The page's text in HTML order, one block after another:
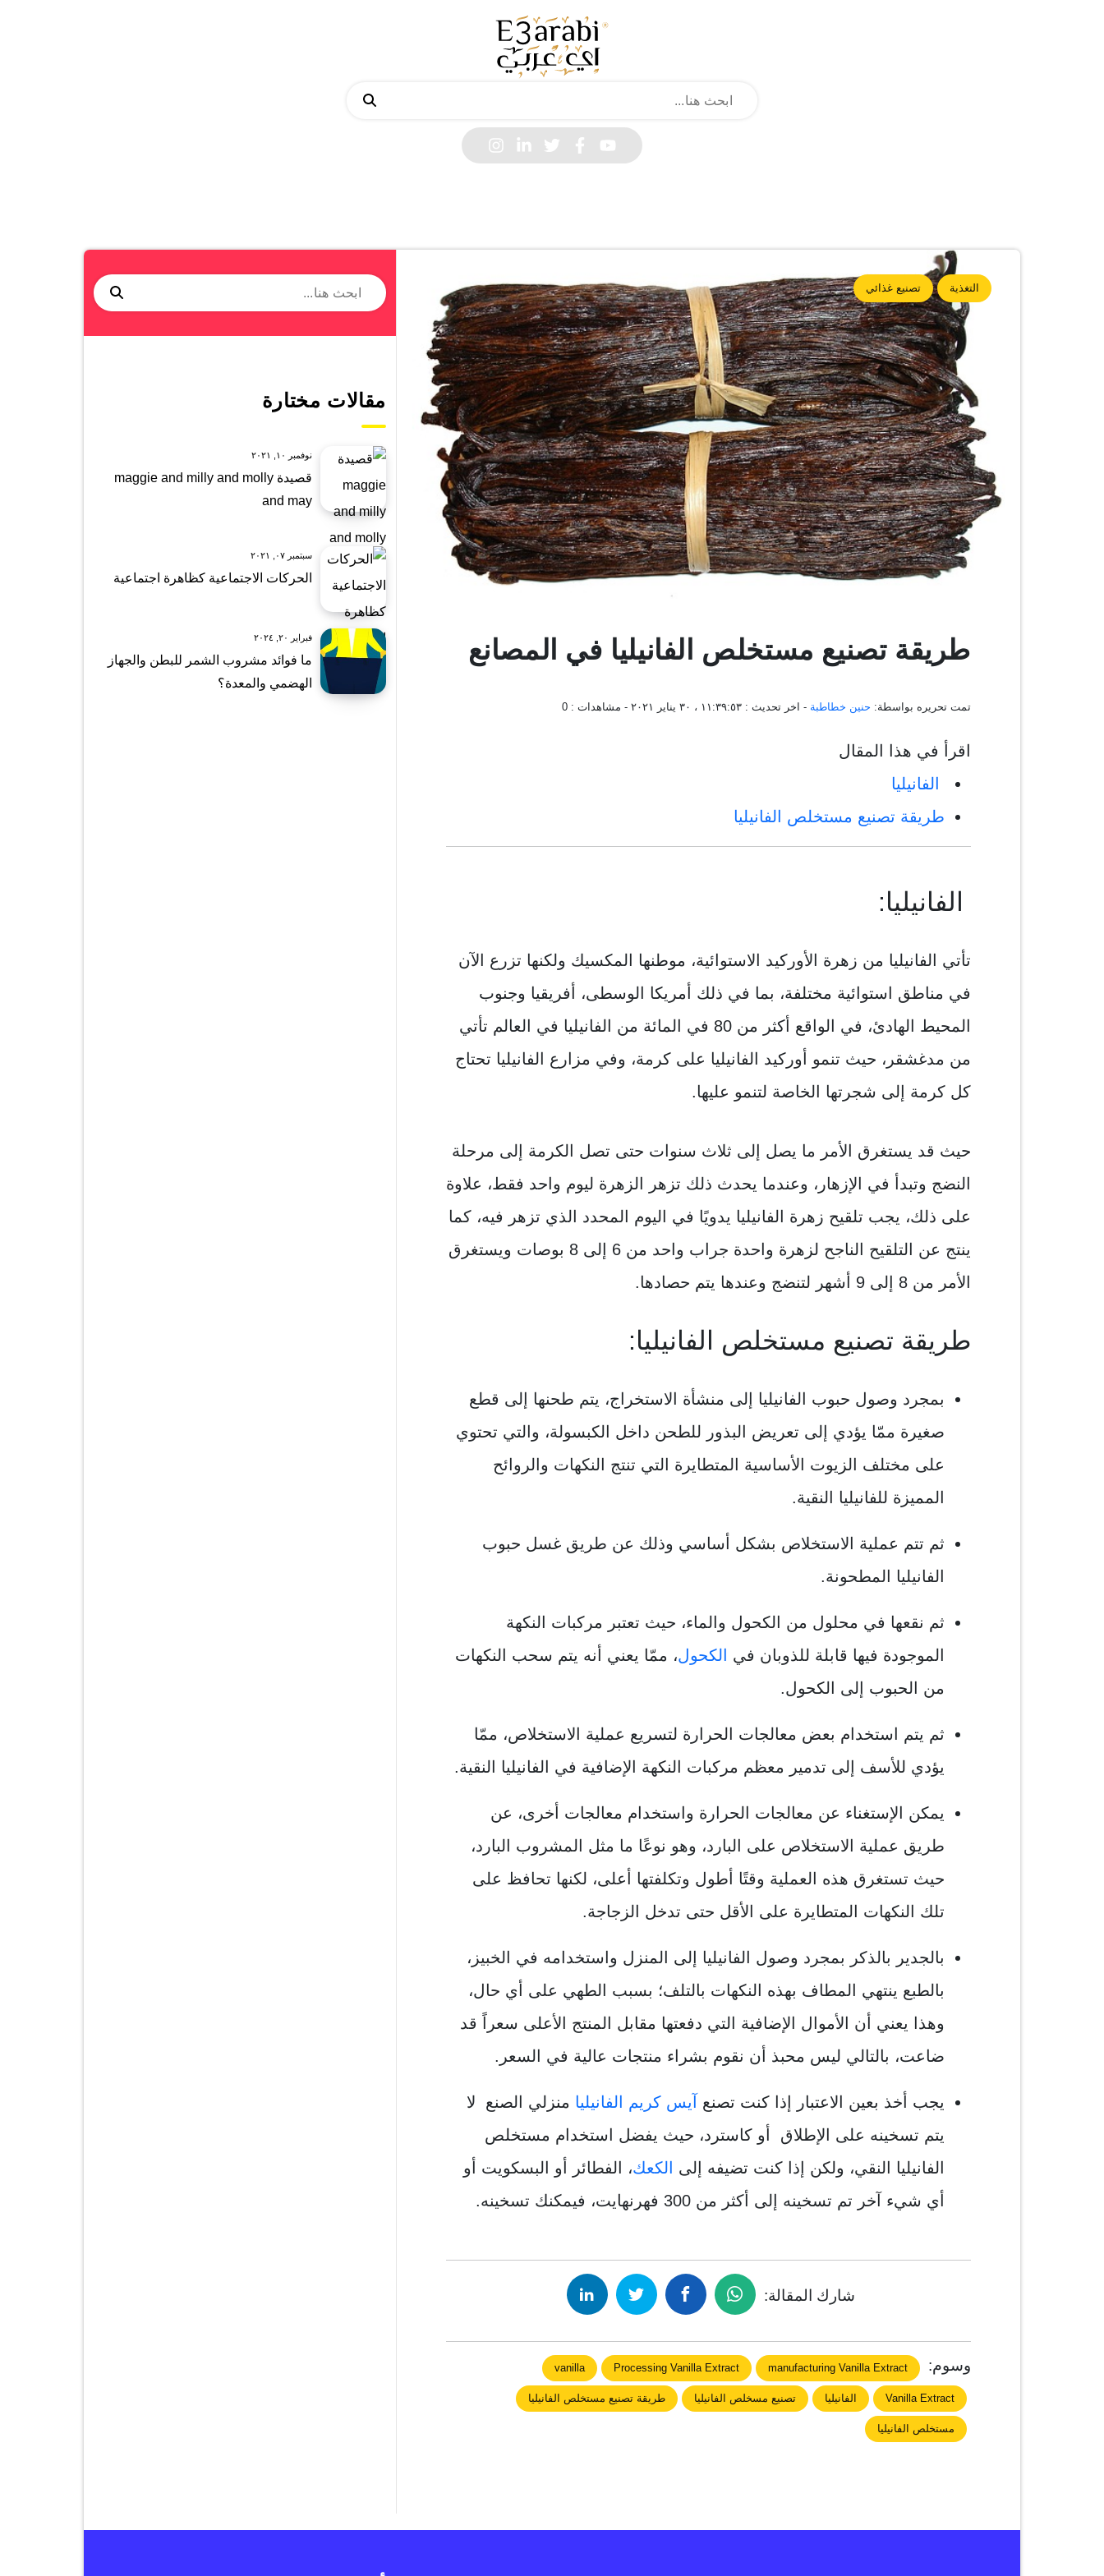
التغذية تصنيع غذائي
طريقة تصنيع مستخلص الفانيليا في المصانع
تمت تحريره بواسطة: حنين خطاطبة - اخر تحديث : ١١:٣٩:٥٣ ، ٣٠ يناير ٢٠٢١ - مشاهدات : 0
اقرأ في هذا المقال
الفانيليا
طريقة تصنيع مستخلص الفانيليا
الفانيليا:
تأتي الفانيليا من زهرة الأوركيد الاستوائية، موطنها المكسيك ولكنها تزرع الآن
في مناطق استوائية مختلفة، بما في ذلك أمريكا الوسطى، أفريقيا وجنوب
المحيط الهادئ، في الواقع أكثر من 80 في المائة من الفانيليا في العالم تأتي
من مدغشقر، حيث تنمو أوركيد الفانيليا على كرمة، وفي مزارع الفانيليا تحتاج
كل كرمة إلى شجرتها الخاصة لتنمو عليها.
حيث قد يستغرق الأمر ما يصل إلى ثلاث سنوات حتى تصل الكرمة إلى مرحلة
النضج وتبدأ في الإزهار، وعندما يحدث ذلك تزهر الزهرة ليوم واحد فقط، علاوة
على ذلك، يجب تلقيح زهرة الفانيليا يدويًا في اليوم المحدد الذي تزهر فيه، كما
ينتج عن التلقيح الناجح لزهرة واحدة جراب واحد من 6 إلى 8 بوصات ويستغرق
الأمر من 8 إلى 9 أشهر لتنضج وعندها يتم حصادها.
طريقة تصنيع مستخلص الفانيليا:
بمجرد وصول حبوب الفانيليا إلى منشأة الاستخراج، يتم طحنها إلى قطع
صغيرة ممّا يؤدي إلى تعريض البذور للطحن داخل الكبسولة، والتي تحتوي
على مختلف الزيوت الأساسية المتطايرة التي تنتج النكهات والروائح
المميزة للفانيليا النقية.
ثم تتم عملية الاستخلاص بشكل أساسي وذلك عن طريق غسل حبوب
الفانيليا المطحونة.
ثم نقعها في محلول من الكحول والماء، حيث تعتبر مركبات النكهة
الموجودة فيها قابلة للذوبان في
الكحول، ممّا يعني أنه يتم سحب النكهات
من الحبوب إلى الكحول.
ثم يتم استخدام بعض معالجات الحرارة لتسريع عملية الاستخلاص، ممّا
يؤدي للأسف إلى تدمير معظم مركبات النكهة الإضافية في الفانيليا النقية.
يمكن الإستغناء عن معالجات الحرارة واستخدام معالجات أخرى، عن
طريق عملية الاستخلاص على البارد، وهو نوعًا ما مثل المشروب البارد،
حيث تستغرق هذه العملية وقتًا أطول وتكلفتها أعلى، لكنها تحافظ على
تلك النكهات المتطايرة على الأقل حتى تدخل الزجاجة.
بالجدير بالذكر بمجرد وصول الفانيليا إلى المنزل واستخدامه في الخبيز،
بالطبع ينتهي المطاف بهذه النكهات بالتلف؛ بسبب الطهي على أي حال،
وهذا يعني أن الأموال الإضافية التي دفعتها مقابل المنتج الأعلى سعراً قد
ضاعت، بالتالي ليس محبذ أن نقوم بشراء منتجات عالية في السعر.
يجب أخذ بعين الاعتبار إذا كنت تصنع آيس كريم الفانيليا منزلي الصنع لا
يتم تسخينه على الإطلاق أو كاسترد، حيث يفضل استخدام مستخلص
الفانيليا النقي، ولكن إذا كنت تضيفه إلى
الكعك، الفطائر أو البسكويت أو
أي شيء آخر تم تسخينه إلى أكثر من 300 فهرنهايت، فيمكنك تسخينه.
شارك المقالة:
وسوم: manufacturing Vanilla Extract
Processing Vanilla Extract
vanilla
Vanilla Extract الفانيليا تصنيع مسخلص الفانيليا طريقة تصنيع مستخلص الفانيليا
مستخلص الفانيليا
مقالات مختارة
نوفمبر ١٠, ٢٠٢١
قصيدة maggie and milly and molly
and may
سبتمبر ٠٧, ٢٠٢١
الحركات الاجتماعية كظاهرة اجتماعية
فبراير ٢٠, ٢٠٢٤
ما فوائد مشروب الشمر للبطن والجهاز
الهضمي والمعدة؟